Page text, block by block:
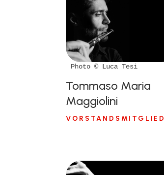
Photo © Luca Tesi
Tommaso Maria
Maggiolini
VORSTANDSMITGLIED